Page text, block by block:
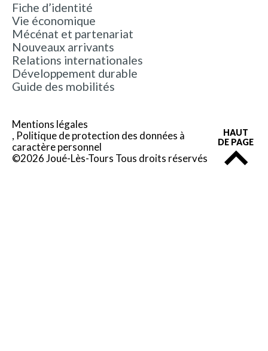
Fiche d’identité
Vie économique
Mécénat et partenariat
Nouveaux arrivants
Relations internationales
Développement durable
Guide des mobilités
Mentions légales
Politique de protection des données à
caractère personnel
©2026 Joué-Lès-Tours Tous droits réservés
HAUT
DE PAGE